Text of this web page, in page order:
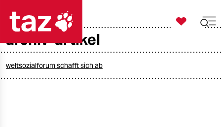
taz zahl ich

taz zahl ich
archiv-artikel
weltsozialforum schafft sich ab